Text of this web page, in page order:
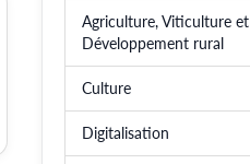
Agriculture, Viticulture et
Développement rural
Culture
Digitalisation